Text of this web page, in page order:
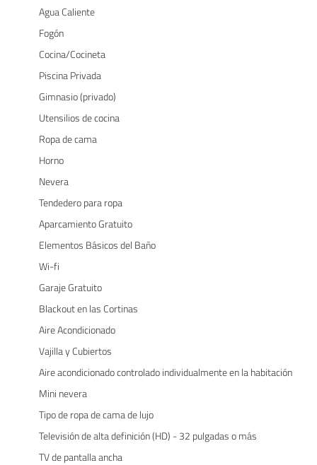
Agua Caliente
Fogón
Cocina/Cocineta
Piscina Privada
Gimnasio (privado)
Utensilios de cocina
Ropa de cama
Horno
Nevera
Tendedero para ropa
Aparcamiento Gratuito
Elementos Básicos del Baño
Wi-fi
Garaje Gratuito
Blackout en las Cortinas
Aire Acondicionado
Vajilla y Cubiertos
Aire acondicionado controlado individualmente en la habitación
Mini nevera
Tipo de ropa de cama de lujo
Televisión de alta definición (HD) - 32 pulgadas o más
TV de pantalla ancha